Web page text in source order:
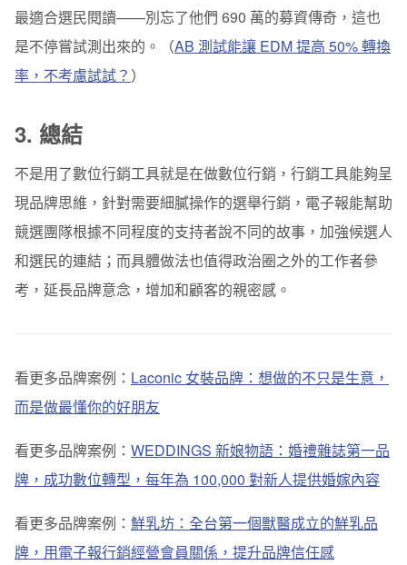
最適合選民閱讀——別忘了他們 690 萬的募資傳奇，這也
是不停嘗試測出來的。（AB 測試能讓 EDM 提高 50% 轉換
率，不考慮試試？ ）
3. 總結
不是用了數位行銷工具就是在做數位行銷，行銷工具能夠呈
現品牌思維，針對需要細膩操作的選舉行銷，電子報能幫助
競選團隊根據不同程度的支持者說不同的故事，加強候選人
和選民的連結；而具體做法也值得政治圈之外的工作者參
考，延長品牌意念，增加和顧客的親密感。
看更多品牌案例： Laconic 女裝品牌：想做的不只是生意，
而是做最懂你的好朋友
看更多品牌案例： WEDDINGS 新娘物語：婚禮雜誌第一品
牌，成功數位轉型，每年為 100,000 對新人提供婚嫁內容
看更多品牌案例： 鮮乳坊：全台第一個獸醫成立的鮮乳品
牌，用電子報行銷經營會員關係，提升品牌信任感